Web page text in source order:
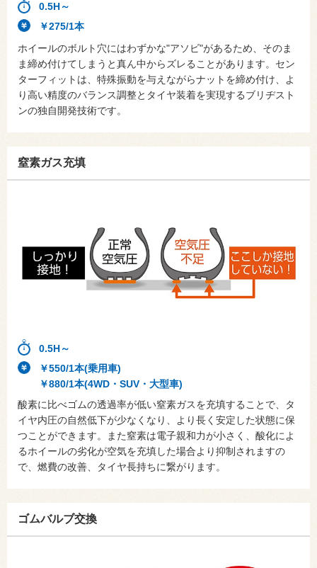
0.5H～
￥275/1本
ホイールのボルト穴にはわずかな"アソビ"があるため、そのま
ま締め付けてしまうと真ん中からズレることがあります。セン
ターフィットは、特殊振動を与えながらナットを締め付け、よ
り高い精度のバランス調整とタイヤ装着を実現するブリヂスト
ンの独自開発技術です。
窒素ガス充填
0.5H～
￥550/1本(乗用車)
￥880/1本(4WD・SUV・大型車)
酸素に比べゴムの透過率が低い窒素ガスを充填することで、タ
イヤ内圧の自然低下が少なくなり、より長く安定した状態に保
つことができます。また窒素は電子親和力が小さく、酸化によ
るホイールの劣化が空気を充填した場合より抑制されますの
で、燃費の改善、タイヤ長持ちに繋がります。
ゴムバルブ交換